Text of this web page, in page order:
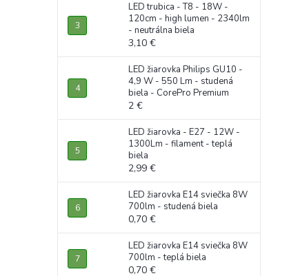
LED trubica - T8 - 18W -
120cm - high lumen - 2340lm
- neutrálna biela
3,10 €
LED žiarovka Philips GU10 -
4,9 W - 550 Lm - studená
biela - CorePro Premium
2 €
LED žiarovka - E27 - 12W -
1300Lm - filament - teplá
biela
2,99 €
LED žiarovka E14 sviečka 8W
700lm - studená biela
0,70 €
LED žiarovka E14 sviečka 8W
700lm - teplá biela
0,70 €